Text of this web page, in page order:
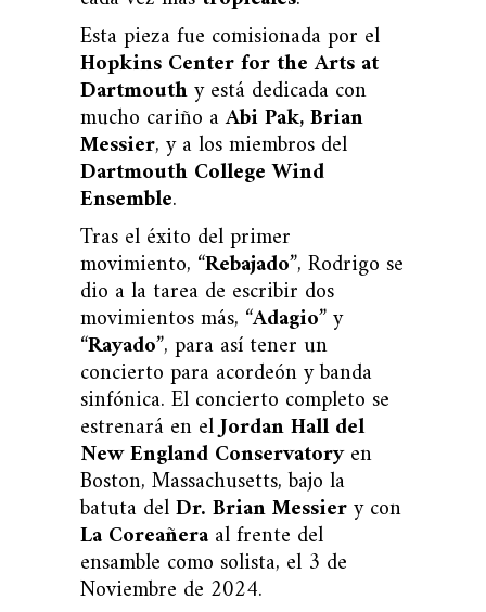
Esta pieza fue comisionada por el
Hopkins Center for the Arts at
Dartmouthy está dedicada con
mucho cariño aAbi Pak, Brian
Messier, y a los miembros del
Dartmouth College Wind
Ensemble.
Tras el éxito del primer
movimiento, “Rebajado”, Rodrigo se
dio a la tarea de escribir dos
movimientos más, “Adagio” y
“Rayado”, para así tener un
concierto para acordeón y banda
sinfónica. El concierto completo se
estrenará en elJordan Hall del
New England Conservatoryen
Boston, Massachusetts, bajo la
batuta delDr. Brian Messiery con
La Coreañera al frente del
ensamble como solista, el 3 de
Noviembre de 2024.